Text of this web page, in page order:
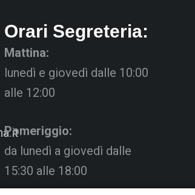
Orari Segreteria:
Mattina:
lunedì e giovedì dalle 10:00
alle 12:00
Pomeriggio:
da lunedì a giovedì dalle
15:30 alle 18:00